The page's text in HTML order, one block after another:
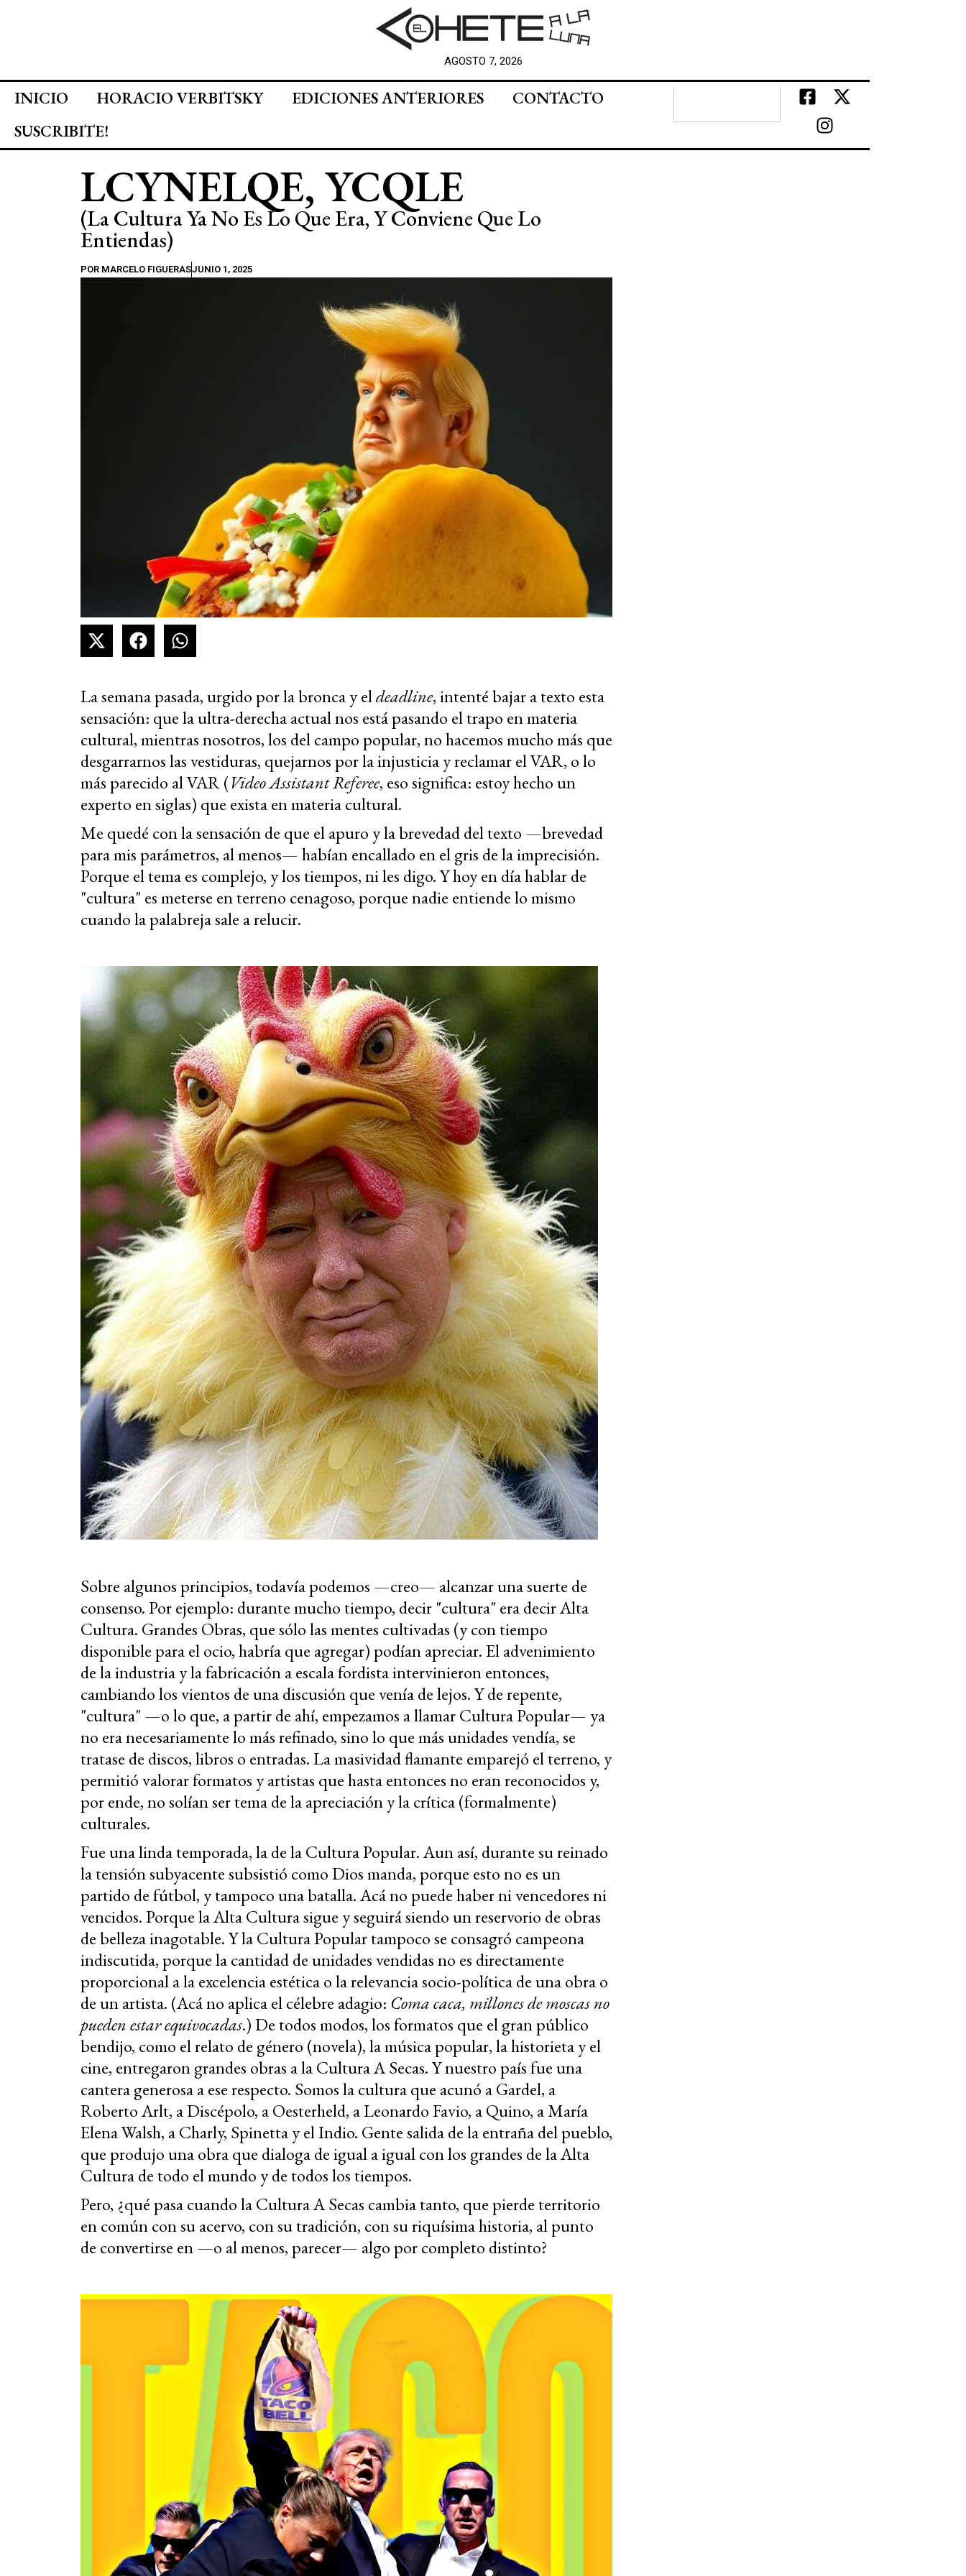
AGOSTO 7, 2026
INICIO HORACIO VERBITSKY EDICIONES ANTERIORES
CONTACTO
SUSCRIBITE!
LCYNELQE, YCQLE
(La Cultura Ya No Es Lo Que Era, Y Conviene Que Lo
Entiendas)
POR MARCELO FIGUERASJUNIO 1, 2025
La semana pasada, urgido por la bronca y eldeadline, intenté bajar a texto esta
sensación: que la ultra-derecha actual nos está pasando el trapo en materia
cultural, mientras nosotros, los del campo popular, no hacemos mucho más que
desgarrarnos las vestiduras, quejarnos por la injusticia y reclamar el VAR, o lo
más parecido al VAR (Video Assistant Referee, eso significa: estoy hecho un
experto en siglas) que exista en materia cultural.
Me quedé con la sensación de que el apuro y la brevedad del texto —brevedad
para mis parámetros, al menos— habían encallado en el gris de la imprecisión.
Porque el tema es complejo, y los tiempos, ni les digo. Y hoy en día hablar de
"cultura" es meterse en terreno cenagoso, porque nadie entiende lo mismo
cuando la palabreja sale a relucir.
Sobre algunos principios, todavía podemos —creo— alcanzar una suerte de
consenso. Por ejemplo: durante mucho tiempo, decir "cultura" era decir Alta
Cultura. Grandes Obras, que sólo las mentes cultivadas (y con tiempo
disponible para el ocio, habría que agregar) podían apreciar. El advenimiento
de la industria y la fabricación a escala fordista intervinieron entonces,
cambiando los vientos de una discusión que venía de lejos. Y de repente,
"cultura" —o lo que, a partir de ahí, empezamos a llamar Cultura Popular— ya
no era necesariamente lo más refinado, sino lo que más unidades vendía, se
tratase de discos, libros o entradas. La masividad flamante emparejó el terreno, y
permitió valorar formatos y artistas que hasta entonces no eran reconocidos y,
por ende, no solían ser tema de la apreciación y la crítica (formalmente)
culturales.
Fue una linda temporada, la de la Cultura Popular. Aun así, durante su reinado
la tensión subyacente subsistió como Dios manda, porque esto no es un
partido de fútbol, y tampoco una batalla. Acá no puede haber ni vencedores ni
vencidos. Porque la Alta Cultura sigue y seguirá siendo un reservorio de obras
de belleza inagotable. Y la Cultura Popular tampoco se consagró campeona
indiscutida, porque la cantidad de unidades vendidas no es directamente
proporcional a la excelencia estética o la relevancia socio-política de una obra o
de un artista. (Acá no aplica el célebre adagio: Coma caca, millones de moscas no
pueden estar equivocadas.) De todos modos, los formatos que el gran público
bendijo, como el relato de género (novela), la música popular, la historieta y el
cine, entregaron grandes obras a la Cultura A Secas. Y nuestro país fue una
cantera generosa a ese respecto. Somos la cultura que acunó a Gardel, a
Roberto Arlt, a Discépolo, a Oesterheld, a Leonardo Favio, a Quino, a María
Elena Walsh, a Charly, Spinetta y el Indio. Gente salida de la entraña del pueblo,
que produjo una obra que dialoga de igual a igual con los grandes de la Alta
Cultura de todo el mundo y de todos los tiempos.
Pero, ¿qué pasa cuando la Cultura A Secas cambia tanto, que pierde territorio
en común con su acervo, con su tradición, con su riquísima historia, al punto
de convertirse en —o al menos, parecer— algo por completo distinto?